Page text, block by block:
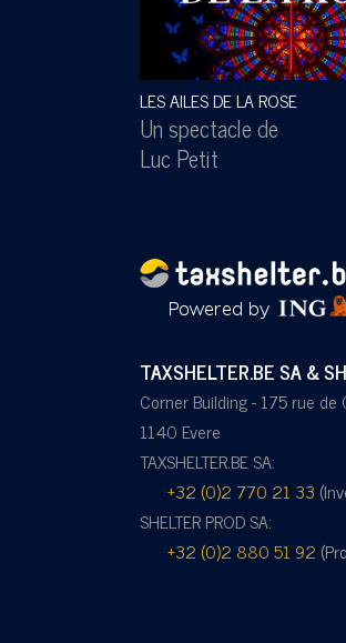
LES AILES DE LA ROSE
Un spectacle de
Luc Petit
TAXSHELTER.BE SA &
Corner Building - 175 rue de
1140 Evere
TAXSHELTER.BE SA:
+32 (0)2 770 21 33
SHELTER PROD SA:
+32 (0)2 880 51 92